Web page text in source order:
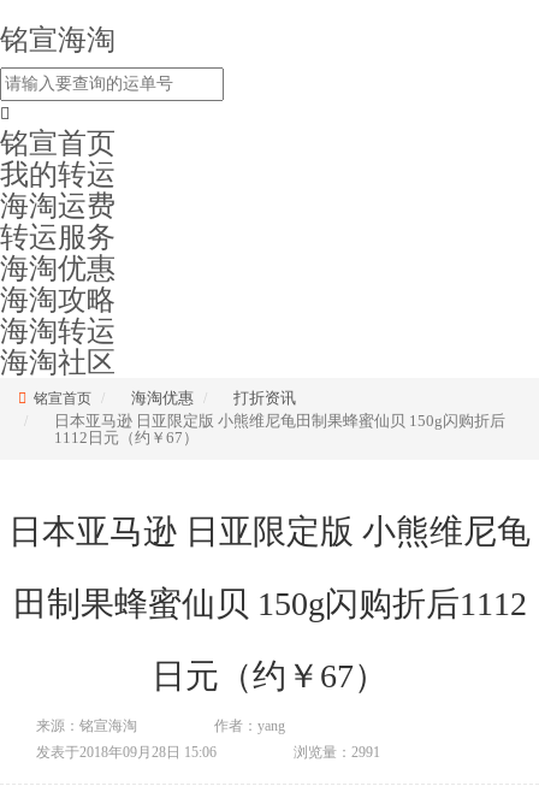
铭宣海淘
铭宣首页
我的转运
海淘运费
转运服务
海淘优惠
海淘攻略
海淘转运
海淘社区
铭宣首页 海淘优惠
打折资讯
日本亚马逊 日亚限定版 小熊维尼龟田制果蜂蜜仙贝 150g闪购折后
1112日元（约￥67）
日本亚马逊 日亚限定版 小熊维尼龟
田制果蜂蜜仙贝 150g闪购折后1112
日元（约￥67）
来源：铭宣海淘
作者：yang
发表于2018年09月28日 15:06
浏览量：2991